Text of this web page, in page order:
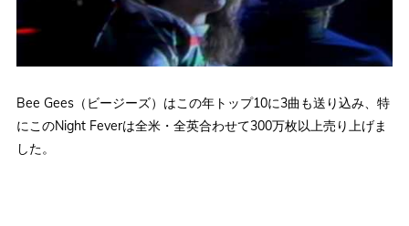
Bee Gees（ビージーズ）はこの年トップ10に3曲も送り込み、特
にこのNight Feverは全米・全英合わせて300万枚以上売り上げま
した。